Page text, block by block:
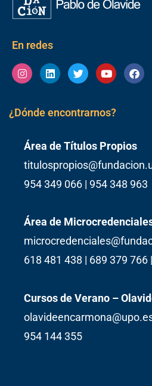
En redes
InstagramLinkedinTwitterYoutube
¿Dónde encontrarnos?
Área de Títulos Propios
954 349 066 | 954 348 963
Área de
618 481 438 | 689 379 766
Cursos de Verano –
954 144 355